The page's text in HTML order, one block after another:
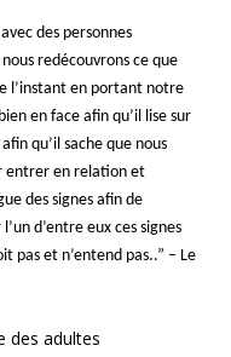
des personnes
redécouvrons ce que
l’instant en portant notre
en face afin qu’il lise sur
qu’il sache que nous
entrer en relation et
des signes afin de
d’entre eux ces signes
pas et n’entend pas..” – Le
des adultes